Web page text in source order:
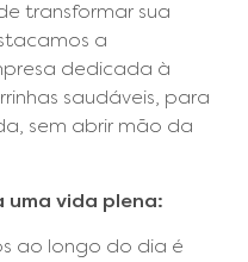
transformar sua
a
dedicada à
saudáveis, para
sem abrir mão da
uma vida plena:
ao longo do dia é